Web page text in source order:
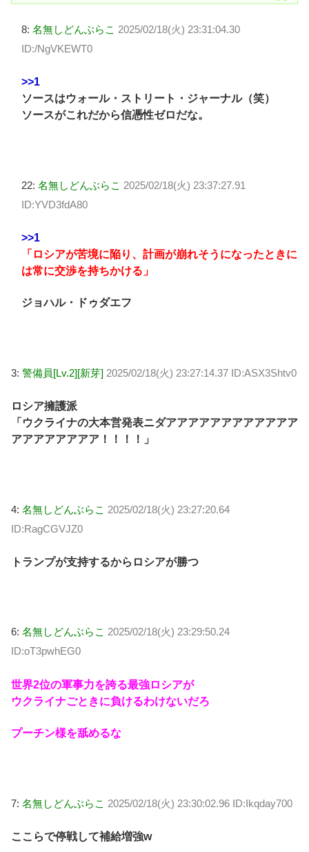
8: 名無しどんぶらこ 2025/02/18(火) 23:31:04.30
ID:/NgVKEWT0
>>1
ソースはウォール・ストリート・ジャーナル（笑）
ソースがこれだから信憑性ゼロだな。
22: 名無しどんぶらこ 2025/02/18(火) 23:37:27.91
ID:YVD3fdA80
>>1
「ロシアが苦境に陥り、計画が崩れそうになったときに
は常に交渉を持ちかける」
ジョハル・ドゥダエフ
3: 警備員[Lv.2][新芽] 2025/02/18(火) 23:27:14.37 ID:ASX3Shtv0
ロシア擁護派
「ウクライナの大本営発表ニダアアアアアアアアアアアア
アアアアアアアア！！！！」
4: 名無しどんぶらこ 2025/02/18(火) 23:27:20.64
ID:RagCGVJZ0
トランプが支持するからロシアが勝つ
6: 名無しどんぶらこ 2025/02/18(火) 23:29:50.24
ID:oT3pwhEG0
世界2位の軍事力を誇る最強ロシアが
ウクライナごときに負けるわけないだろ
プーチン様を舐めるな
7: 名無しどんぶらこ 2025/02/18(火) 23:30:02.96 ID:Ikqday700
ここらで停戦して補給増強w